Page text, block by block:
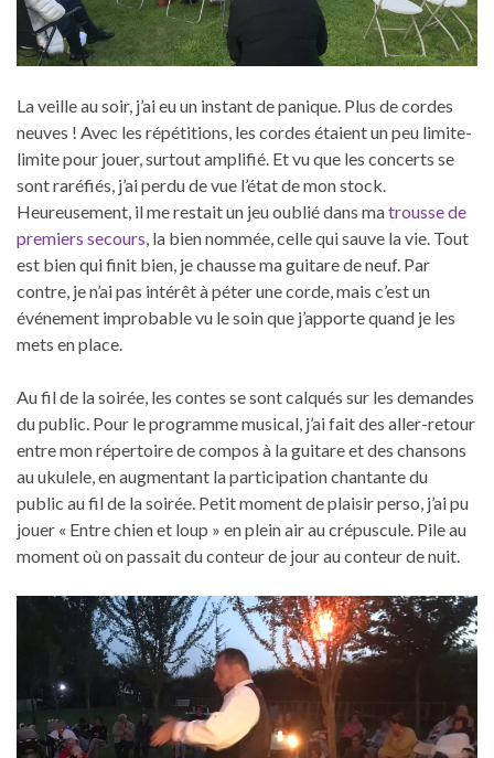
La veille au soir, j’ai eu un instant de panique. Plus de cordes
neuves ! Avec les répétitions, les cordes étaient un peu limite-
limite pour jouer, surtout amplifié. Et vu que les concerts se
sont raréfiés, j’ai perdu de vue l’état de mon stock.
Heureusement, il me restait un jeu oublié dans matrousse de
premiers secours, la bien nommée, celle qui sauve la vie. Tout
est bien qui finit bien, je chausse ma guitare de neuf. Par
contre, je n’ai pas intérêt à péter une corde, mais c’est un
événement improbable vu le soin que j’apporte quand je les
mets en place.
Au fil de la soirée, les contes se sont calqués sur les demandes
du public. Pour le programme musical, j’ai fait des aller-retour
entre mon répertoire de compos à la guitare et des chansons
au ukulele, en augmentant la participation chantante du
public au fil de la soirée. Petit moment de plaisir perso, j’ai pu
jouer « Entre chien et loup » en plein air au crépuscule. Pile au
moment où on passait du conteur de jour au conteur de nuit.